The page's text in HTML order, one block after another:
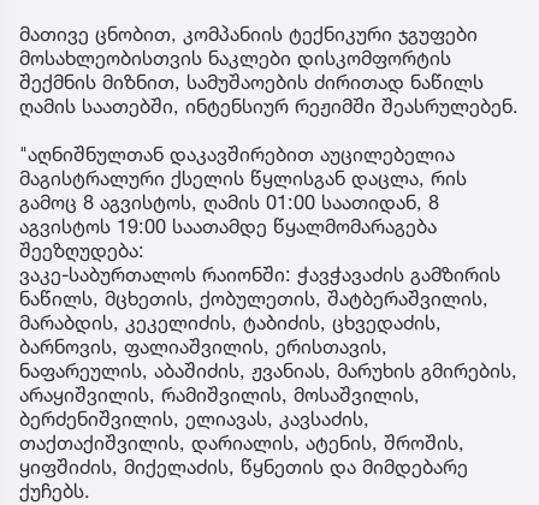
მათივე ცნობით, კომპანიის ტექნიკური ჯგუფები
მოსახლეობისთვის ნაკლები დისკომფორტის
შექმნის მიზნით, სამუშაოების ძირითად ნაწილს
ღამის საათებში, ინტენსიურ რეჟიმში შეასრულებენ.
"აღნიშნულთან დაკავშირებით აუცილებელია
მაგისტრალური ქსელის წყლისგან დაცლა, რის
გამოც 8 აგვისტოს, ღამის 01:00 საათიდან, 8
აგვისტოს 19:00 საათამდე წყალმომარაგება
შეეზღუდება:
ვაკე-საბურთალოს რაიონში: ჭავჭავაძის გამზირის
ნაწილს, მცხეთის, ქობულეთის, შატბერაშვილის,
მარაბდის, კეკელიძის, ტაბიძის, ცხვედაძის,
ბარნოვის, ფალიაშვილის, ერისთავის,
ნაფარეულის, აბაშიძის, ჟვანიას, მარუხის გმირების,
არაყიშვილის, რამიშვილის, მოსაშვილის,
ბერძენიშვილის, ელიავას, კავსაძის,
თაქთაქიშვილის, დარიალის, ატენის, შროშის,
ყიფშიძის, მიქელაძის, წყნეთის და მიმდებარე
ქუჩებს.